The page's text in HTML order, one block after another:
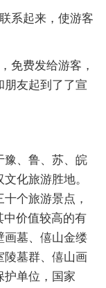
系起来，使游客
免费发给游客，
朋友起到了了宣
、鲁、苏、皖
化旅游胜地。
个旅游景点，
中价值较高的有
画墓、僖山金缕
陵墓群、僖山画
护单位，国家